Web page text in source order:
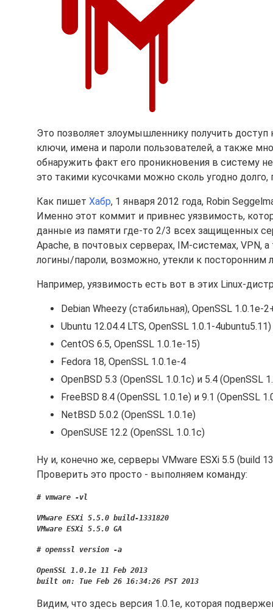
Это позволяет злоумышленнику получить
ключи, имена и пароли пользователей, а также
обнаружить факт его проникновения в систему
это такими кусочками можно сколь угодно долго,
Как пишет Хабр, 1 января 2012 года, Robin
Именно этот коммит и привнес уязвимость,
данные из памяти где-то 2/3 всех защищенных
Apache, в почтовых серверах, IM-системах,
логины/пароли, возможно, утекли к
Например, уязвимость есть вот в этих Linux-
Debian Wheezy (стабильная), OpenSSL 1.0.1e-
Ubuntu 12.04.4 LTS, OpenSSL 1.0.1-4ubuntu5.11)
CentOS 6.5, OpenSSL 1.0.1e-15)
Fedora 18, OpenSSL 1.0.1e-4
OpenBSD 5.3 (OpenSSL 1.0.1c) и 5.4 (OpenSSL
FreeBSD 8.4 (OpenSSL 1.0.1e) и 9.1 (OpenSSL
NetBSD 5.0.2 (OpenSSL 1.0.1e)
OpenSUSE 12.2 (OpenSSL 1.0.1c)
Ну и, конечно же, серверы VMware ESXi 5.5 (build
Проверить это просто - выполняем команду:
# vmware -vl
VMware ESXi 5.5.0 build-1331820
VMware ESXi 5.5.0 GA
# openssl version -a
OpenSSL 1.0.1e 11 Feb 2013
built on: Tue Feb 26 16:34:26 PST 2013
Видим, что здесь версия 1.0.1e, которая